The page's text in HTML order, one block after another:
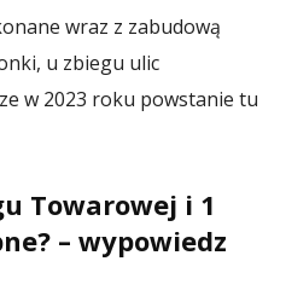
wraz z zabudową
u zbiegu ulic
w 2023 roku powstanie tu
Towarowej i 1
– wypowiedz